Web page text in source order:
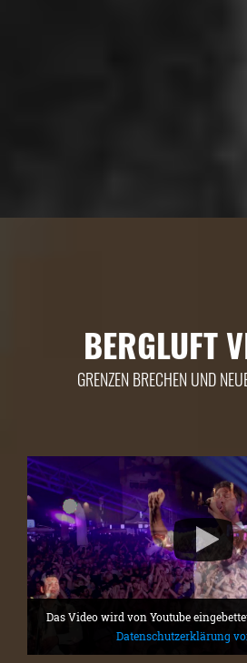
BERGLUFT
GRENZEN BRECHEN UND
Das Video wird von Youtube
Datenschutzerklärung